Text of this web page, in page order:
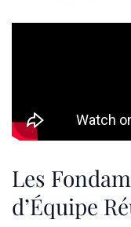
Les
d’Équipe